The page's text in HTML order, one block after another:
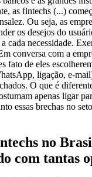
as fintechs (...)
Ou seja, as
os desejos do
cada necessidade.
conversa com a
fato de eles
ligação, e-
O que é
apenas ligar
essas brechas no
no
com tantas